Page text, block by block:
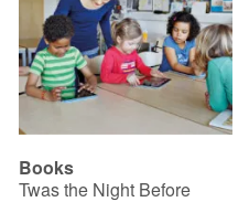
Books
Twas the Night Before